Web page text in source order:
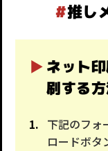
#推し
ネット
刷する
下記のフォ
ロードボタ